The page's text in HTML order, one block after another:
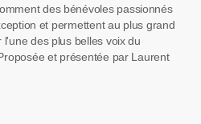
des bénévoles passionnés
et permettent au plus grand
des plus belles voix du
et présentée par Laurent